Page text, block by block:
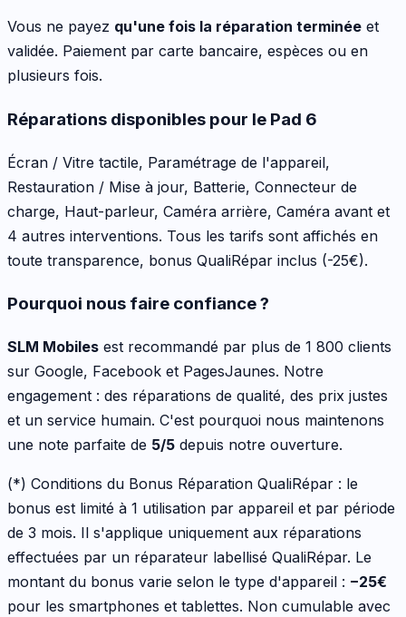
Vous ne payez qu'une fois la réparation terminée et
validée. Paiement par carte bancaire, espèces ou en
plusieurs fois.
Réparations disponibles pour le Pad 6
Écran / Vitre tactile, Paramétrage de l'appareil,
Restauration / Mise à jour, Batterie, Connecteur de
charge, Haut-parleur, Caméra arrière, Caméra avant et
4 autres interventions. Tous les tarifs sont affichés en
toute transparence, bonus QualiRépar inclus (-25€).
Pourquoi nous faire confiance ?
SLM Mobiles est recommandé par plus de 1 800 clients
sur Google, Facebook et PagesJaunes. Notre
engagement : des réparations de qualité, des prix justes
et un service humain. C'est pourquoi nous maintenons
une note parfaite de 5/5 depuis notre ouverture.
(*) Conditions du Bonus Réparation QualiRépar : le
bonus est limité à 1 utilisation par appareil et par période
de 3 mois. Il s'applique uniquement aux réparations
effectuées par un réparateur labellisé QualiRépar. Le
montant du bonus varie selon le type d'appareil : −25€
pour les smartphones et tablettes. Non cumulable avec